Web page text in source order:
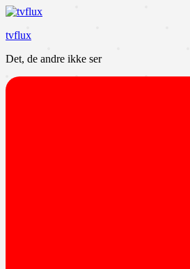
Videre
indhold
tvflux
Det, de andre ikke ser